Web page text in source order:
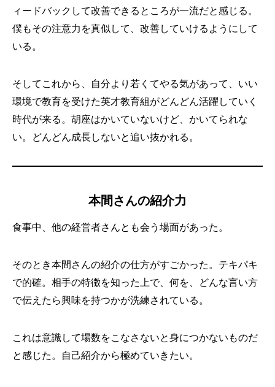
ィードバックして改善できるところが一流だと感じる。
僕もその注意力を真似して、改善していけるようにして
いる。
そしてこれから、自分より若くてやる気があって、いい
環境で教育を受けた英才教育組がどんどん活躍していく
時代が来る。胡座はかいていないけど、かいてられな
い。どんどん成長しないと追い抜かれる。
本間さんの紹介力
食事中、他の経営者さんとも会う場面があった。
そのとき本間さんの紹介の仕方がすごかった。テキパキ
で的確。相手の特徴を知った上で、何を、どんな言い方
で伝えたら興味を持つかが洗練されている。
これは意識して場数をこなさないと身につかないものだ
と感じた。自己紹介から極めていきたい。